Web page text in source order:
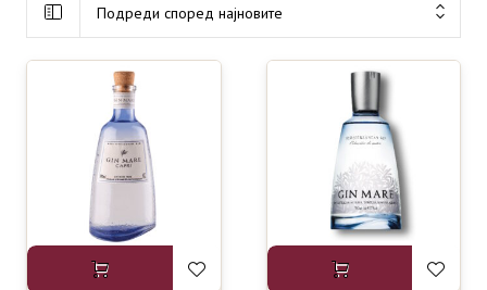
Подреди според најновите